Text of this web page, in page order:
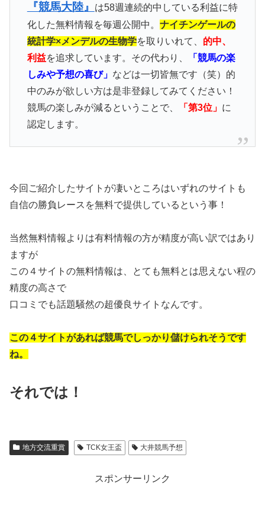
『競馬大陸』
は58週連続的中している利益に特
化した無料情報を毎週公開中。 ナイチンゲールの
統計学×メンデルの生物学を取りいれて、 的中、
利益を追求しています。その代わり、
「競馬の楽
しみや予想の喜び」 などは一切皆無です（笑）的
中のみが欲しい方は是非登録してみてください！
競馬の楽しみが減るということで、
「第3位」 に
認定します。
今回ご紹介したサイトが凄いところはいずれのサイトも
自信の勝負レースを無料で提供しているという事！
当然無料情報よりは有料情報の方が精度が高い訳ではあり
ますが
この４サイトの無料情報は、とても無料とは思えない程の
精度の高さで
口コミでも話題騒然の超優良サイトなんです。
この４サイトがあれば競馬でしっかり儲けられそうです
ね。
それでは！
地方交流重賞 TCK女王盃 大井競馬予想
スポンサーリンク